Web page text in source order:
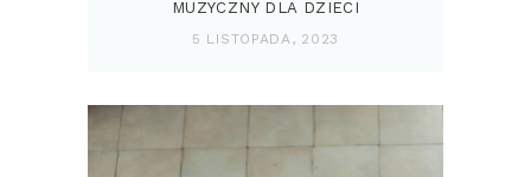
MUZYCZNY DLA DZIECI
5 LISTOPADA, 2023